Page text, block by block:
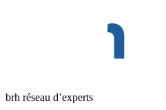
brh réseau d’experts